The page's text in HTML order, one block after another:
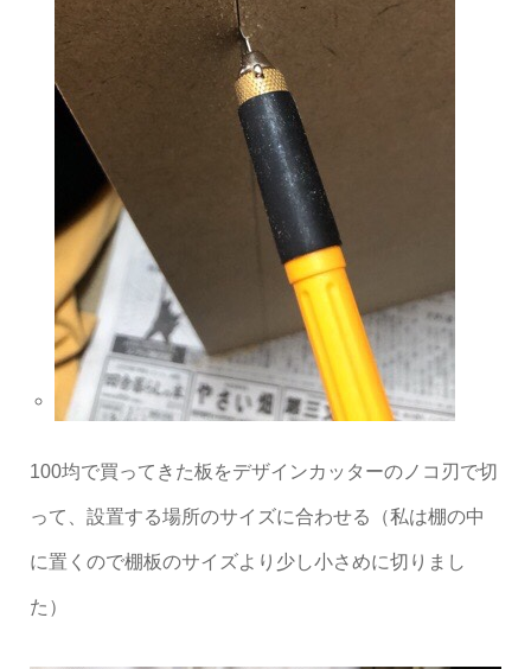
100均で買ってきた板をデザインカッターのノコ刃で切
って、設置する場所のサイズに合わせる（私は棚の中
に置くので棚板のサイズより少し小さめに切りまし
た）